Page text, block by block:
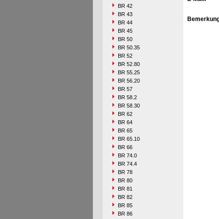
BR 42
BR 43
BR 44
BR 45
BR 50
BR 50.35
BR 52
BR 52.80
BR 55.25
BR 56.20
BR 57
BR 58.2
BR 58.30
BR 62
BR 64
BR 65
BR 65.10
BR 66
BR 74.0
BR 74.4
BR 78
BR 80
BR 81
BR 82
BR 85
BR 86